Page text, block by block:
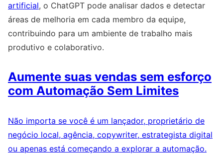
artificial, o ChatGPT pode analisar dados e detectar
áreas de melhoria em cada membro da equipe,
contribuindo para um ambiente de trabalho mais
produtivo e colaborativo.
Aumente suas vendas sem esforço
com Automação Sem Limites
Não importa se você é um lançador, proprietário de
negócio local, agência, copywriter, estrategista digital
ou apenas está começando a explorar a automação.